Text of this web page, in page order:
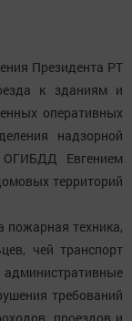
Президента РТ
к зданиям и
оперативных
надзорной
ОГИБДД Евгением
территорий
пожарная техника,
чей транспорт
требований